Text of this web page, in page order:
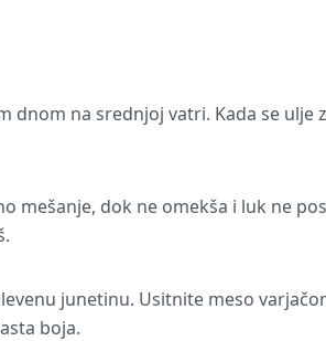
na srednjoj vatri. Kada se ulje
mešanje, dok ne omekša i luk ne
junetinu. Usitnite meso
boja.